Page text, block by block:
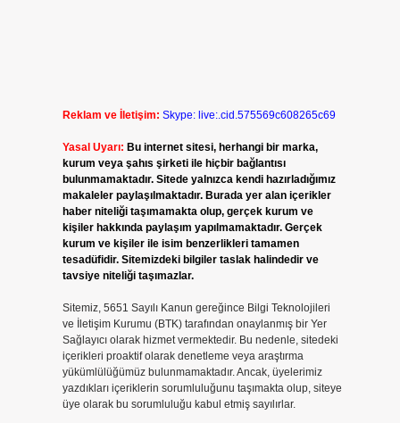
Reklam ve İletişim: Skype: live:.cid.575569c608265c69
Yasal Uyarı: Bu internet sitesi, herhangi bir marka,
kurum veya şahıs şirketi ile hiçbir bağlantısı
bulunmamaktadır. Sitede yalnızca kendi hazırladığımız
makaleler paylaşılmaktadır. Burada yer alan içerikler
haber niteliği taşımamakta olup, gerçek kurum ve
kişiler hakkında paylaşım yapılmamaktadır. Gerçek
kurum ve kişiler ile isim benzerlikleri tamamen
tesadüfidir. Sitemizdeki bilgiler taslak halindedir ve
tavsiye niteliği taşımazlar.
Sitemiz, 5651 Sayılı Kanun gereğince Bilgi Teknolojileri
ve İletişim Kurumu (BTK) tarafından onaylanmış bir Yer
Sağlayıcı olarak hizmet vermektedir. Bu nedenle, sitedeki
içerikleri proaktif olarak denetleme veya araştırma
yükümlülüğümüz bulunmamaktadır. Ancak, üyelerimiz
yazdıkları içeriklerin sorumluluğunu taşımakta olup, siteye
üye olarak bu sorumluluğu kabul etmiş sayılırlar.